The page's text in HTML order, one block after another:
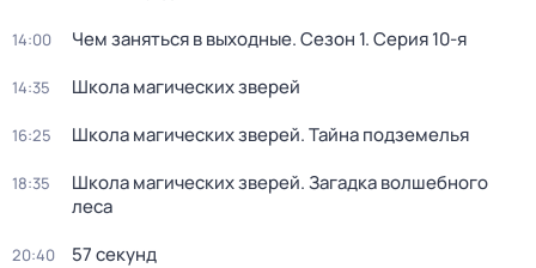
14:00 Чем заняться в выходные. Сезон 1. Серия 10-я
14:35 Школа магических зверей
16:25 Школа магических зверей. Тайна подземелья
18:35
Школа магических зверей. Загадка волшебного
леса
20:40 57 секунд